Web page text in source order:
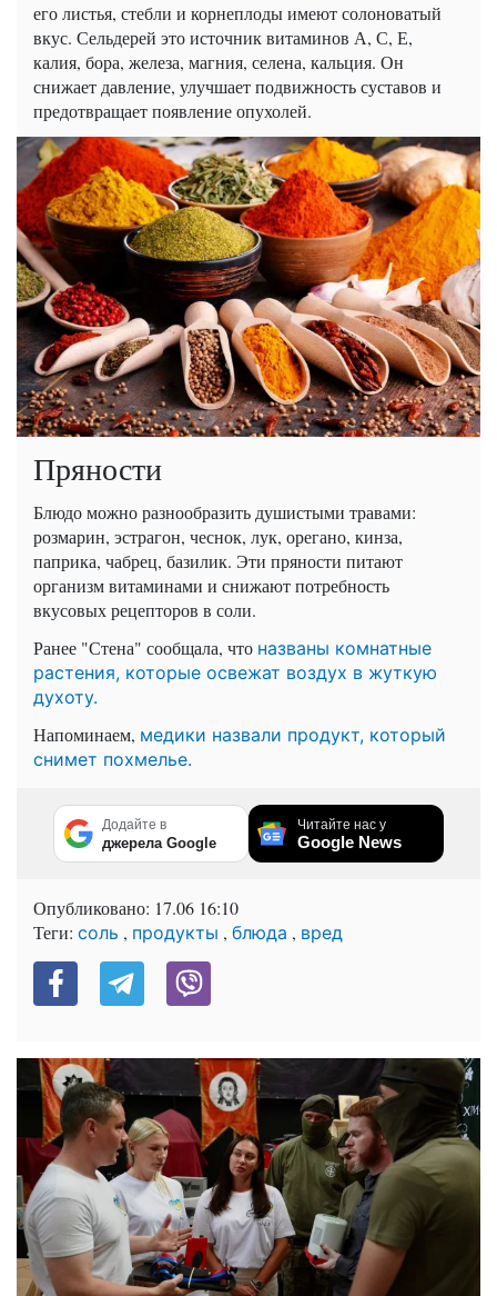
его листья, стебли и корнеплоды имеют солоноватый
вкус. Сельдерей это источник витаминов А, С, Е,
калия, бора, железа, магния, селена, кальция. Он
снижает давление, улучшает подвижность суставов и
предотвращает появление опухолей.
Пряности
Блюдо можно разнообразить душистыми травами:
розмарин, эстрагон, чеснок, лук, орегано, кинза,
паприка, чабрец, базилик. Эти пряности питают
организм витаминами и снижают потребность
вкусовых рецепторов в соли.
Ранее "Стена" сообщала, что названы комнатные
растения, которые освежат воздух в жуткую
духоту.
Напоминаем, медики назвали продукт, который
снимет похмелье.
Додайте в
джерела Google
Читайте нас у
Google News
Опубликовано: 17.06 16:10
Теги: соль , продукты , блюда , вред